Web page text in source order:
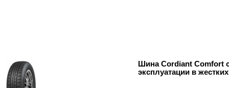
Шина Cordiant Comfort
эксплуатации в